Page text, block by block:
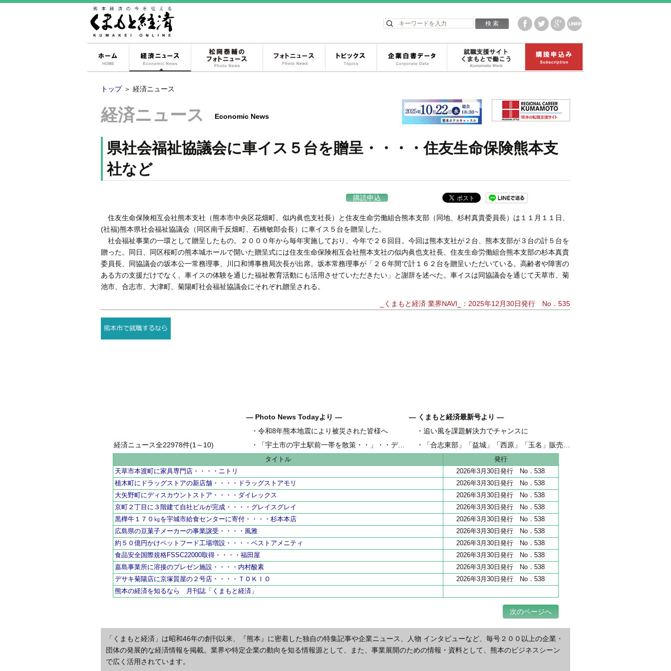
経済ニュース 企業白書データ
トップ ＞ 経済ニュース
経済ニュース Economic News
県社会福祉協議会に車イス５台を贈呈・・・・住友生命保険熊本支
社など
購読申込
住友生命保険相互会社熊本支社（熊本市中央区花畑町、似内眞也支社長）と住友生命労働組合熊本支部（同地、杉村真貴委員長）は１１月１１日、
(社福)熊本県社会福祉協議会（同区南千反畑町、石橋敏郎会長）に車イス５台を贈呈した。
社会福祉事業の一環として贈呈したもの。２０００年から毎年実施しており、今年で２６回目。今回は熊本支社が２台、熊本支部が３台の計５台を
贈った。同日、同区桜町の熊本城ホールで開いた贈呈式には住友生命保険相互会社熊本支社の似内眞也支社長、住友生命労働組合熊本支部の杉本真貴
委員長、同協議会の坂本公一常務理事、川口和博事務局次長が出席。坂本常務理事が「２６年間で計１６２台を贈呈いただいている。高齢者や障害の
ある方の支援だけでなく、車イスの体験を通じた福祉教育活動にも活用させていただきたい」と謝辞を述べた。車イスは同協議会を通じて天草市、菊
池市、合志市、大津町、菊陽町社会福祉協議会にそれぞれ贈呈される。
_くまもと経済 業界NAVI_：2025年12月30日発行 No．535
― Photo News Todayより ―
・令和8年熊本地震により被災された皆様へ
・
「宇土市の宇土駅前一帯を散策・・」・・デジカメ松岡の昼散策
― くまもと経済最新号より ―
・追い風を課題解決力でチャンスに
県内地域金融 伴走支援強化し、新たな資金需要を開拓
・
「合志東部」「益城」「西原」「玉名」販売好調
県内工業団地 全206haうち65haが分譲開始
経済ニュース全22978件(1～10)
タイトル
発行
天草市本渡町に家具専門店・・・・ニトリ
2026年3月30日発行 No．538
植木町にドラッグストアの新店舗・・・・ドラッグストアモリ
2026年3月30日発行 No．538
大矢野町にディスカウントストア・・・・ダイレックス
2026年3月30日発行 No．538
京町２丁目に３階建て自社ビルが完成・・・・グレイスグレイ
2026年3月30日発行 No．538
黒樺牛１７０㎏を宇城市給食センターに寄付・・・・杉本本店
2026年3月30日発行 No．538
広島県の豆菓子メーカーの事業譲受・・・・風雅
2026年3月30日発行 No．538
約５０億円かけペットフード工場増設・・・・ベストアメニティ
2026年3月30日発行 No．538
食品安全国際規格FSSC22000取得・・・・福田屋
2026年3月30日発行 No．538
嘉島事業所に溶接のプレゼン施設・・・・内村酸素
2026年3月30日発行 No．538
デサキ菊陽店に京塚質屋の２号店・・・・ＴＯＫＩＯ
2026年3月30日発行 No．538
熊本の経済を知るなら 月刊誌「くまもと経済」
次のページへ
「くまもと経済」は昭和46年の創刊以来、『熊本』に密着した独自の特集記事や企業ニュース、人物 インタビューなど、毎号２００以上の企業・
団体の発展的な経済情報を掲載。業界や特定企業の動向を知る情報源として、また、事業展開のための情報・資料として、熊本のビジネスシーン
で広く活用されています。